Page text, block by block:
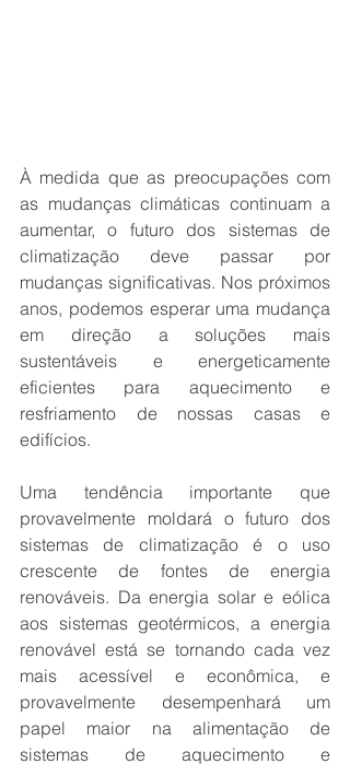
À medida que as preocupações com
as mudanças climáticas continuam a
aumentar, o futuro dos sistemas de
climatização deve passar por
mudanças significativas. Nos próximos
anos, podemos esperar uma mudança
em direção a soluções mais
sustentáveis ​​e energeticamente
eficientes para aquecimento e
resfriamento de nossas casas e
edifícios.
Uma tendência importante que
provavelmente moldará o futuro dos
sistemas de climatização é o uso
crescente de fontes de energia
renováveis. Da energia solar e eólica
aos sistemas geotérmicos, a energia
renovável está se tornando cada vez
mais acessível e econômica, e
provavelmente desempenhará um
papel maior na alimentação de
sistemas de aquecimento e